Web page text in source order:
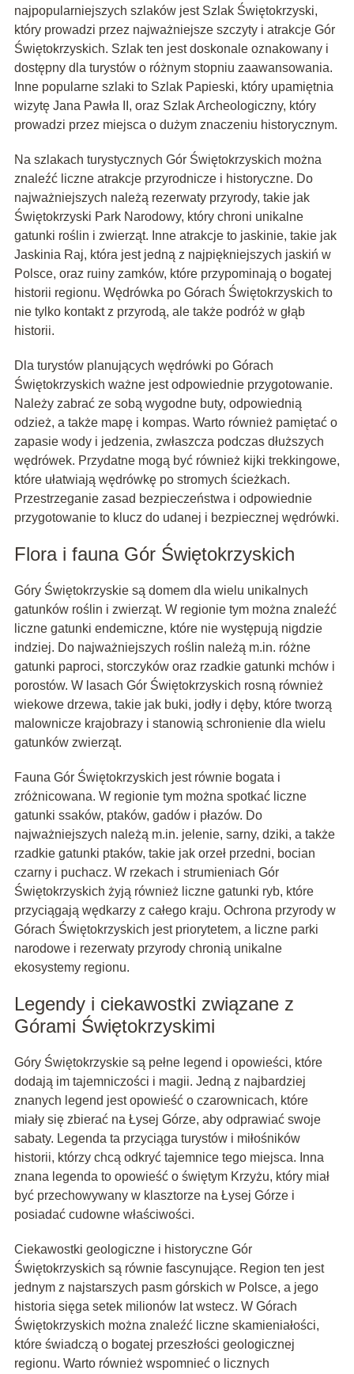
najpopularniejszych szlaków jest Szlak Świętokrzyski,
który prowadzi przez najważniejsze szczyty i atrakcje Gór
Świętokrzyskich. Szlak ten jest doskonale oznakowany i
dostępny dla turystów o różnym stopniu zaawansowania.
Inne popularne szlaki to Szlak Papieski, który upamiętnia
wizytę Jana Pawła II, oraz Szlak Archeologiczny, który
prowadzi przez miejsca o dużym znaczeniu historycznym.
Na szlakach turystycznych Gór Świętokrzyskich można
znaleźć liczne atrakcje przyrodnicze i historyczne. Do
najważniejszych należą rezerwaty przyrody, takie jak
Świętokrzyski Park Narodowy, który chroni unikalne
gatunki roślin i zwierząt. Inne atrakcje to jaskinie, takie jak
Jaskinia Raj, która jest jedną z najpiękniejszych jaskiń w
Polsce, oraz ruiny zamków, które przypominają o bogatej
historii regionu. Wędrówka po Górach Świętokrzyskich to
nie tylko kontakt z przyrodą, ale także podróż w głąb
historii.
Dla turystów planujących wędrówki po Górach
Świętokrzyskich ważne jest odpowiednie przygotowanie.
Należy zabrać ze sobą wygodne buty, odpowiednią
odzież, a także mapę i kompas. Warto również pamiętać o
zapasie wody i jedzenia, zwłaszcza podczas dłuższych
wędrówek. Przydatne mogą być również kijki trekkingowe,
które ułatwiają wędrówkę po stromych ścieżkach.
Przestrzeganie zasad bezpieczeństwa i odpowiednie
przygotowanie to klucz do udanej i bezpiecznej wędrówki.
Flora i fauna Gór Świętokrzyskich
Góry Świętokrzyskie są domem dla wielu unikalnych
gatunków roślin i zwierząt. W regionie tym można znaleźć
liczne gatunki endemiczne, które nie występują nigdzie
indziej. Do najważniejszych roślin należą m.in. różne
gatunki paproci, storczyków oraz rzadkie gatunki mchów i
porostów. W lasach Gór Świętokrzyskich rosną również
wiekowe drzewa, takie jak buki, jodły i dęby, które tworzą
malownicze krajobrazy i stanowią schronienie dla wielu
gatunków zwierząt.
Fauna Gór Świętokrzyskich jest równie bogata i
zróżnicowana. W regionie tym można spotkać liczne
gatunki ssaków, ptaków, gadów i płazów. Do
najważniejszych należą m.in. jelenie, sarny, dziki, a także
rzadkie gatunki ptaków, takie jak orzeł przedni, bocian
czarny i puchacz. W rzekach i strumieniach Gór
Świętokrzyskich żyją również liczne gatunki ryb, które
przyciągają wędkarzy z całego kraju. Ochrona przyrody w
Górach Świętokrzyskich jest priorytetem, a liczne parki
narodowe i rezerwaty przyrody chronią unikalne
ekosystemy regionu.
Legendy i ciekawostki związane z
Górami Świętokrzyskimi
Góry Świętokrzyskie są pełne legend i opowieści, które
dodają im tajemniczości i magii. Jedną z najbardziej
znanych legend jest opowieść o czarownicach, które
miały się zbierać na Łysej Górze, aby odprawiać swoje
sabaty. Legenda ta przyciąga turystów i miłośników
historii, którzy chcą odkryć tajemnice tego miejsca. Inna
znana legenda to opowieść o świętym Krzyżu, który miał
być przechowywany w klasztorze na Łysej Górze i
posiadać cudowne właściwości.
Ciekawostki geologiczne i historyczne Gór
Świętokrzyskich są równie fascynujące. Region ten jest
jednym z najstarszych pasm górskich w Polsce, a jego
historia sięga setek milionów lat wstecz. W Górach
Świętokrzyskich można znaleźć liczne skamieniałości,
które świadczą o bogatej przeszłości geologicznej
regionu. Warto również wspomnieć o licznych